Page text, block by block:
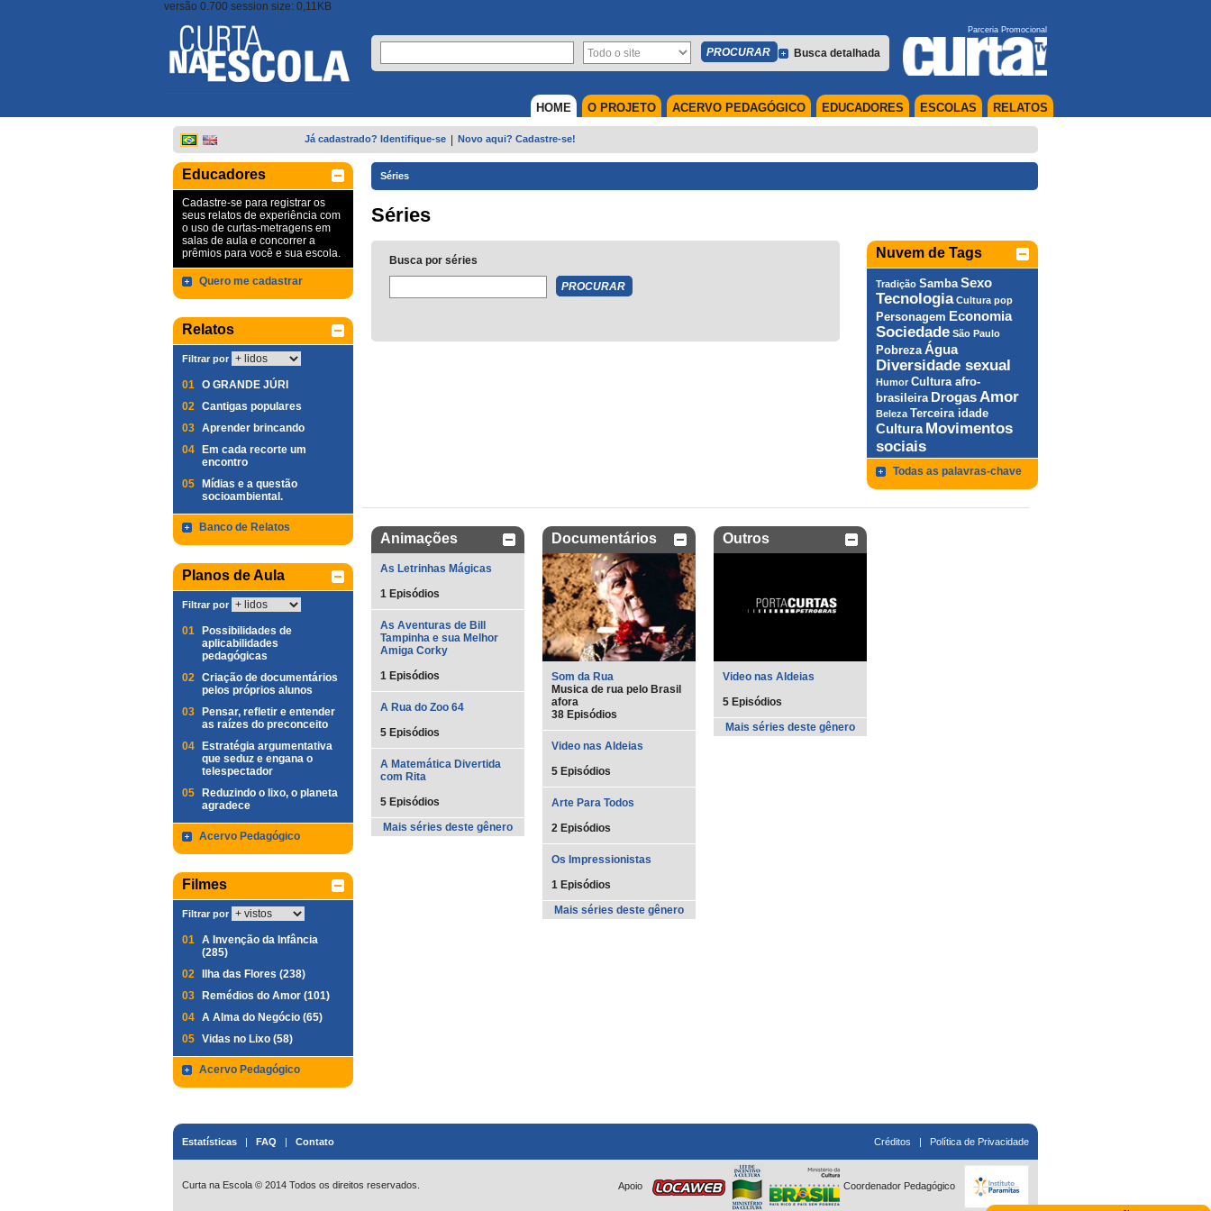
versão 0.700 session size: 0,11KB
Busca detalhada
Parceria Promocional
RELATOS
ESCOLAS
EDUCADORES
ACERVO PEDAGÓGICO
O PROJETO
HOME
Já cadastrado? Identifique-se Novo aqui? Cadastre-se!
Educadores
Cadastre-se para registrar os
seus relatos de experiência com
o uso de curtas-metragens em
salas de aula e concorrer a
prêmios para você e sua escola.
Quero me cadastrar
Relatos
Filtrar por
01 O GRANDE JÚRI
02 Cantigas populares
03 Aprender brincando
04
Em cada recorte um
encontro
05
Mídias e a questão
socioambiental.
Banco de Relatos
Planos de Aula
Filtrar por
01
Possibilidades de
aplicabilidades
pedagógicas
02 Criação de documentários
pelos próprios alunos
03
Pensar, refletir e entender
as raízes do preconceito
04
Estratégia argumentativa
que seduz e engana o
telespectador
05
Reduzindo o lixo, o planeta
agradece
Acervo Pedagógico
Filmes
Filtrar por
01 A Invenção da Infância
(285)
02
Ilha das Flores (238)
03
Remédios do Amor (101)
04 A Alma do Negócio (65)
05 Vidas no Lixo (58)
Acervo Pedagógico
Séries
Séries
Busca por séries Nuvem de Tags
Tradição Samba Sexo
Tecnologia Cultura pop
Personagem Economia
Sociedade São Paulo
Pobreza Água
Diversidade sexual
Humor Cultura afro-
brasileira DrogasAmor
Beleza Terceira idade
Cultura Movimentos
sociais
Todas as palavras-chave
Animações
As Letrinhas Mágicas
1 Episódios
As Aventuras de Bill
Tampinha e sua Melhor
Amiga Corky
1 Episódios
A Rua do Zoo 64
5 Episódios
A Matemática Divertida
com Rita
5 Episódios
Mais séries deste gênero
Documentários
Som da Rua
Musica de rua pelo Brasil
afora
38 Episódios
Video nas Aldeias
5 Episódios
Arte Para Todos
2 Episódios
Os Impressionistas
1 Episódios
Mais séries deste gênero
Outros
Video nas Aldeias
5 Episódios
Mais séries deste gênero
Estatísticas | FAQ | Contato Créditos | Política de Privacidade
Curta na Escola © 2014 Todos os direitos reservados. Apoio Coordenador Pedagógico